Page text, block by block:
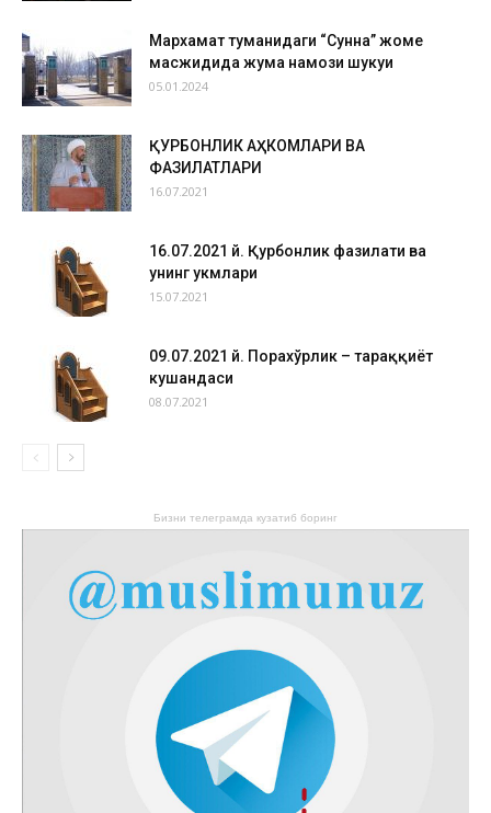
Мархамат туманидаги “Сунна” жоме
масжидида жума намози шукуҳи
05.01.2024
ҚУРБОНЛИК АҲКОМЛАРИ ВА
ФАЗИЛАТЛАРИ
16.07.2021
16.07.2021 й. Қурбонлик фазилати ва
унинг ҳукмлари
15.07.2021
09.07.2021 й. Порахўрлик – тараққиёт
кушандаси
08.07.2021
Бизни телеграмда кузатиб боринг